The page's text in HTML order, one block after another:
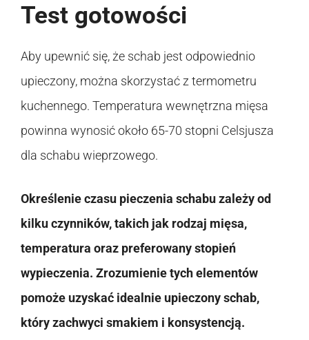
Test gotowości
Aby upewnić się, że schab jest odpowiednio
upieczony, można skorzystać z termometru
kuchennego. Temperatura wewnętrzna mięsa
powinna wynosić około 65-70 stopni Celsjusza
dla schabu wieprzowego.
Określenie czasu pieczenia schabu zależy od
kilku czynników, takich jak rodzaj mięsa,
temperatura oraz preferowany stopień
wypieczenia. Zrozumienie tych elementów
pomoże uzyskać idealnie upieczony schab,
który zachwyci smakiem i konsystencją.